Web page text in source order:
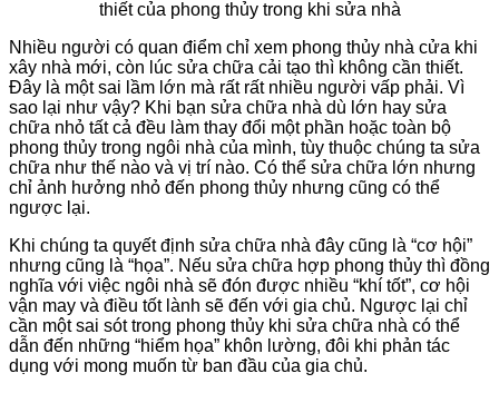
Nhiều người có quan điểm chỉ xem phong thủy nhà cửa khi
xây nhà mới, còn lúc sửa chữa cải tạo thì không cần thiết.
Đây là một sai lầm lớn mà rất rất nhiều người vấp phải. Vì
sao lại như vậy? Khi bạn sửa chữa nhà dù lớn hay sửa
chữa nhỏ tất cả đều làm thay đổi một phần hoặc toàn bộ
phong thủy trong ngôi nhà của mình, tùy thuộc chúng ta sửa
chữa như thế nào và vị trí nào. Có thể sửa chữa lớn nhưng
chỉ ảnh hưởng nhỏ đến phong thủy nhưng cũng có thể
ngược lại.
Khi chúng ta quyết định sửa chữa nhà đây cũng là “cơ hội”
nhưng cũng là “họa”. Nếu sửa chữa hợp phong thủy thì đồng
nghĩa với việc ngôi nhà sẽ đón được nhiều “khí tốt”, cơ hội
vận may và điều tốt lành sẽ đến với gia chủ. Ngược lại chỉ
cần một sai sót trong phong thủy khi sửa chữa nhà có thể
dẫn đến những “hiểm họa” khôn lường, đôi khi phản tác
dụng với mong muốn từ ban đầu của gia chủ.